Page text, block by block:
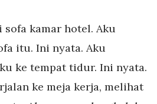
kamar hotel. Aku
itu. Ini nyata. Aku
ke tempat tidur. Ini nyata.
ke meja kerja, melihat